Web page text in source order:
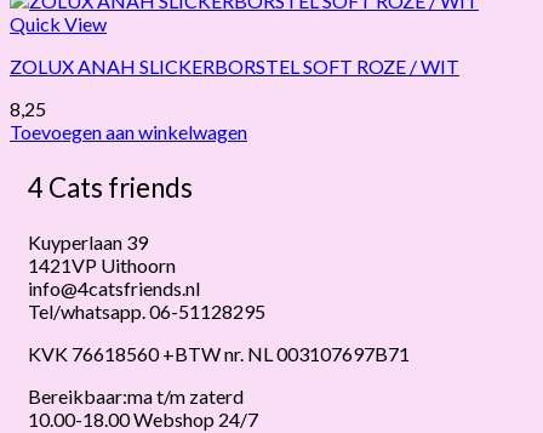
Quick View
ZOLUX ANAH SLICKERBORSTEL SOFT ROZE / WIT
8,25
Toevoegen aan winkelwagen
4 Cats friends
Kuyperlaan 39
1421VP Uithoorn
info@4catsfriends.nl
Tel/whatsapp. 06-51128295
KVK 76618560 +BTW nr. NL 003107697B71
Bereikbaar:ma t/m zaterd
10.00-18.00 Webshop 24/7